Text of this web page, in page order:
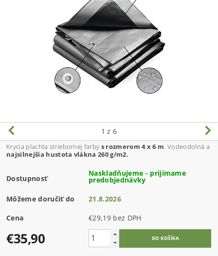
1 z 6
Krycia plachta striebornej farby s rozmerom 4 x 6 m . Vodeodolná a
najsilnejšia hustota vlákna 260 g/m2.
Dostupnosť
Naskladňujeme - prijímame
predobjednávky
Môžeme doručiť do 21.8.2026
Cena €29,19 bez DPH
€35,90